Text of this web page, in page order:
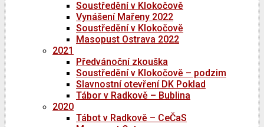
Soustředění v Klokočově
Vynášení Mařeny 2022
Soustředění v Klokočově
Masopust Ostrava 2022
2021
Předvánoční zkouška
Soustředění v Klokočově – podzim
Slavnostní otevření DK Poklad
Tábor v Radkově – Bublina
2020
Tábot v Radkově – CeČaS